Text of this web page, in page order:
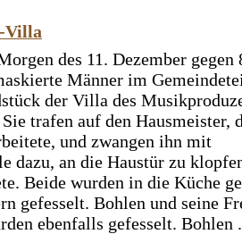
Villa
des 11. Dezember gegen
Männer im
der Villa des
trafen auf den Hausmeister,
und zwangen ihn mit
dazu, an die Haustür zu
Beide wurden in die Küche
gefesselt. Bohlen und seine
ebenfalls gefesselt. Bohlen